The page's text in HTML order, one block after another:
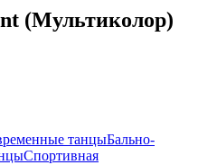
(Мультиколор)
танцыБально-
Спортивная